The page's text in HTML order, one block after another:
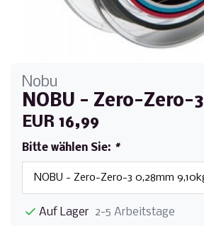
Nobu
NOBU - Zero-Zero-3
EUR 16,99
Bitte wählen Sie: *
Auf Lager 2-5 Arbeitstage